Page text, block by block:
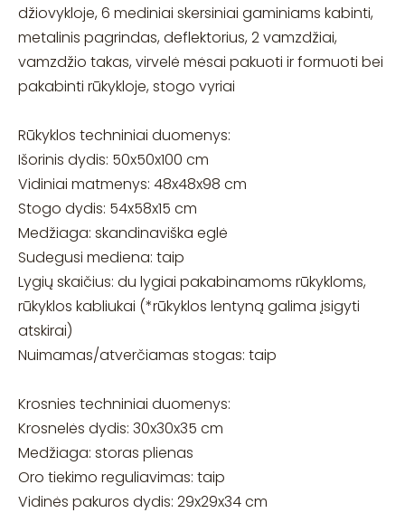
džiovykloje, 6 mediniai skersiniai gaminiams kabinti,
metalinis pagrindas, deflektorius, 2 vamzdžiai,
vamzdžio takas, virvelė mėsai pakuoti ir formuoti bei
pakabinti rūkykloje, stogo vyriai
Rūkyklos techniniai duomenys:
Išorinis dydis: 50x50x100 cm
Vidiniai matmenys: 48x48x98 cm
Stogo dydis: 54x58x15 cm
Medžiaga: skandinaviška eglė
Sudegusi mediena: taip
Lygių skaičius: du lygiai pakabinamoms rūkykloms,
rūkyklos kabliukai (*rūkyklos lentyną galima įsigyti
atskirai)
Nuimamas/atverčiamas stogas: taip
Krosnies techniniai duomenys:
Krosnelės dydis: 30x30x35 cm
Medžiaga: storas plienas
Oro tiekimo reguliavimas: taip
Vidinės pakuros dydis: 29x29x34 cm